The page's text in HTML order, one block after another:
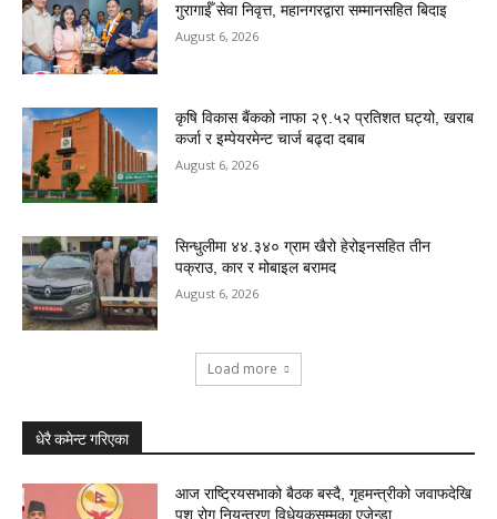
गुरागाईँ सेवा निवृत्त, महानगरद्वारा सम्मानसहित बिदाइ
August 6, 2026
कृषि विकास बैंकको नाफा २९.५२ प्रतिशत घट्यो, खराब
कर्जा र इम्पेयरमेन्ट चार्ज बढ्दा दबाब
August 6, 2026
सिन्धुलीमा ४४.३४० ग्राम खैरो हेरोइनसहित तीन
पक्राउ, कार र मोबाइल बरामद
August 6, 2026
Load more
धेरै कमेन्ट गरिएका
आज राष्ट्रियसभाको बैठक बस्दै, गृहमन्त्रीको जवाफदेखि
पशु रोग नियन्त्रण विधेयकसम्मका एजेन्डा